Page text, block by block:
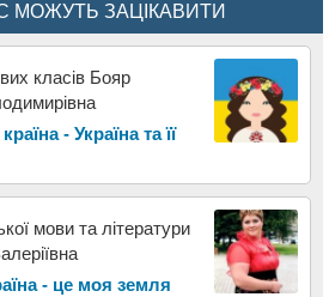
МОЖУТЬ ЗАЦІКАВИТИ
класів Бояр
- Україна та її
мови та літератури
- це моя земля